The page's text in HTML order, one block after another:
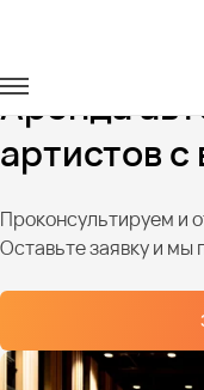
Аренда
артистов
Проконсультируем и
Оставьте заявку и мы